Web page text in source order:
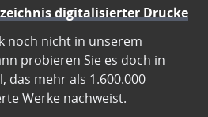
digitalisierter Drucke
noch nicht in unserem
probieren Sie es doch in
das mehr als 1.600.000
Werke nachweist.